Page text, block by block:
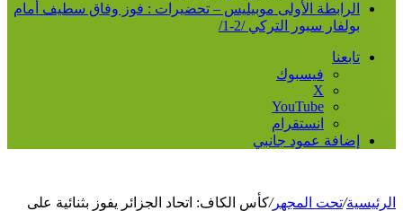
الرابطة الأولى موبيليس – تحضيرات : فوز وفاق سطيف أمام
بولفار سبور التركي /2-1/
تابعنا
فيسبوك
‫X
‫YouTube
انستقرام
إضافة عمود جانبي
الرئيسية/تحت المجهر/كأس الكاف: اتحاد الجزائر يفوز بثنائية على